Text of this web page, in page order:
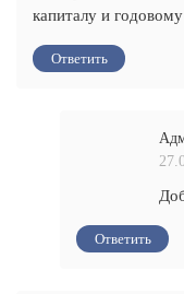
капиталу и
Ответить
Ответить